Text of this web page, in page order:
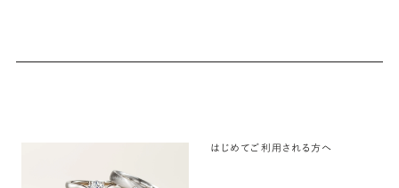
はじめてご利用される方へ